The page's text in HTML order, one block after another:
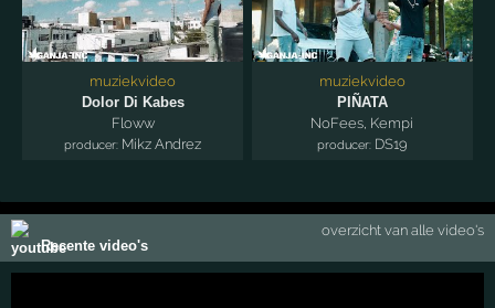
muziekvideo
Dolor Di Kabes
Floww
producer: Mikz Andrez
muziekvideo
PIÑATA
NoFees, Kempi
producer: DS19
Recente video's
overzicht van alle video's